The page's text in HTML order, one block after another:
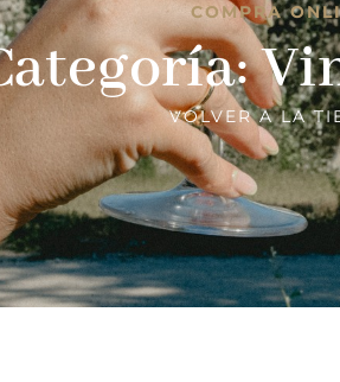
COMPRA
VOLVER A LA